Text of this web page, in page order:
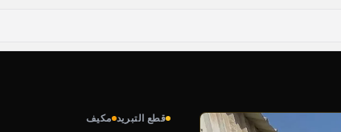
قطع التبريد مكيف